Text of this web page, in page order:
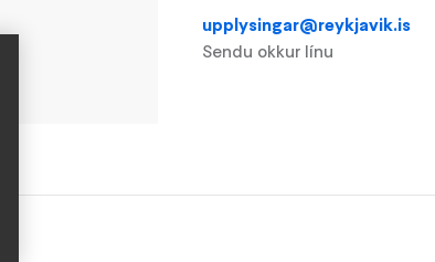
upplysingar@reykjavik.is
Sendu okkur línu